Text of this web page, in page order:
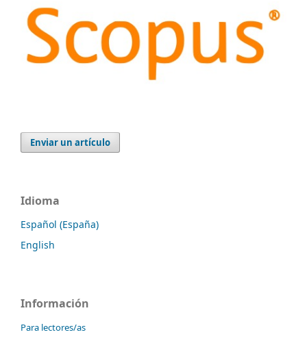
Enviar un artículo
Idioma
Español (España)
English
Información
Para lectores/as